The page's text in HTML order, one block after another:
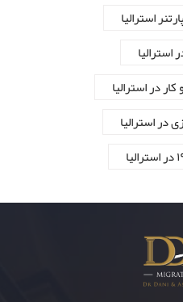
استرالیا
استرالیا
در استرالیا
در استرالیا